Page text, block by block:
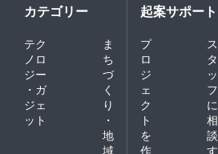
カテゴリー
テク
ノロ
ジー
・ガ
ジェ
ット
ま
ち
づ
く
り
・
地
域
起案サポート
プ
ロ
ジ
ェ
ク
ト
を
作
ス
タ
ッ
フ
に
相
談
す